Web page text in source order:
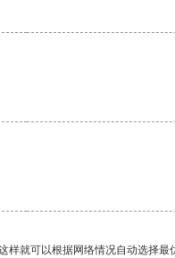
就可以根据网络情况自动选择最